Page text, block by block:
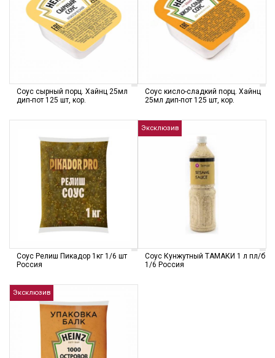
Соус сырный порц. Хайнц 25мл
дип-пот 125 шт, кор.
Соус кисло-сладкий порц. Хайнц
25мл дип-пот 125 шт, кор.
Соус Релиш Пикадор 1кг 1/6 шт
Россия
Эксклюзив
Соус Кунжутный ТАМАКИ 1 л пл/б
1/6 Россия
Эксклюзив